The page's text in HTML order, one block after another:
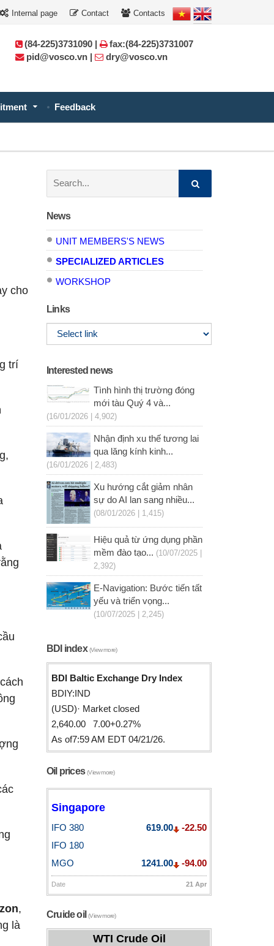
Internal page Contact Contacts
Feedback
(84-225)3731090 |
fax:(84-225)3731007
pid@vosco.vn |
dry@vosco.vn
cho
trí
,
là
News
UNIT MEMBERS'S NEWS
SPECIALIZED ARTICLES
WORKSHOP
Links
Interested news
Tình hình thị trường đóng
mới tàu Quý 4 và...
(16/01/2026 | 4,902)
Nhận định xu thế tương lai
qua lăng kính kinh...
(16/01/2026 | 2,483)
Xu hướng cắt giảm nhân
sự do AI lan sang nhiều...
(08/01/2026 | 1,415)
Hiệu quả từ ứng dụng phần
mềm đào tạo... (10/07/2025 |
2,392)
E-Navigation: Bước tiến tất
yếu và triển vọng...
(10/07/2025 | 2,245)
BDI index(View more)
BDI Baltic Exchange Dry Index
BDIY:IND
(USD)· Market closed
2,640.00 7.00+0.27%
As of7:59 AM EDT 04/21/26.
Oil prices(View more)
Singapore
IFO 380 619.00
-22.50
IFO 180
MGO
1241.00 -94.00
Date 21 Apr
Cruide oil(View more)
WTI Crude Oil